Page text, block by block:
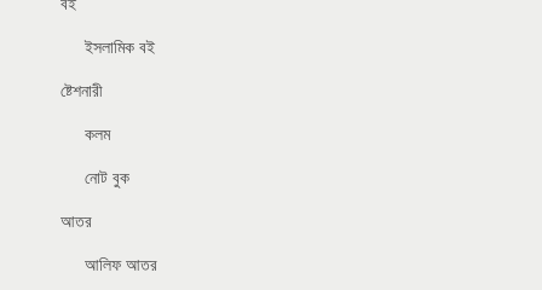
ইসলামিক বই
ষ্টেশনারী
কলম
নোট বুক
আতর
আলিফ আতর